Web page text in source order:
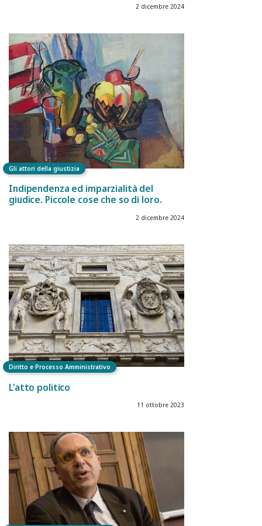
2 dicembre 2024
Gli attori della giustizia
Indipendenza ed imparzialità del
giudice. Piccole cose che so di loro.
2 dicembre 2024
Diritto e Processo Amministrativo
L'atto politico
11 ottobre 2023